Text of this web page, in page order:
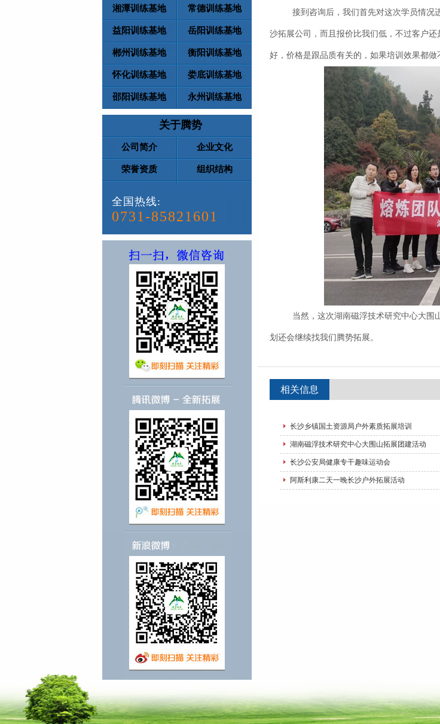
湘潭训练基地 常德训练基地
益阳训练基地 岳阳训练基地
郴州训练基地 衡阳训练基地
怀化训练基地 娄底训练基地
邵阳训练基地 永州训练基地
关于腾势
公司简介 企业文化
荣誉资质 组织结构
全国热线:
0731-85821601
接到咨询后，我们首先对这次学员情况进
沙拓展公司，而且报价比我们低，不过客户
好，价格是跟品质有关的，如果培训效果都做
当然，这次湖南磁浮技术研究中心大围山
划还会继续找我们腾势拓展。
相关信息
长沙乡镇国土资源局户外素质拓展培训
湖南磁浮技术研究中心大围山拓展团建活动
长沙公安局健康专干趣味运动会
阿斯利康二天一晚长沙户外拓展活动